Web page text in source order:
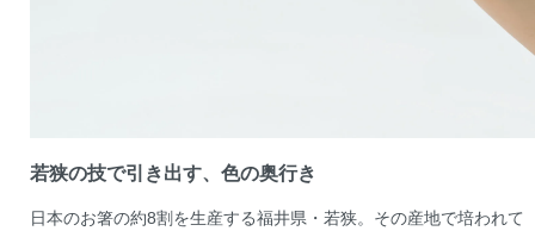
若狭の技で引き出す、色の奥行き
日本のお箸の約8割を生産する福井県・若狭。その産地で培われて